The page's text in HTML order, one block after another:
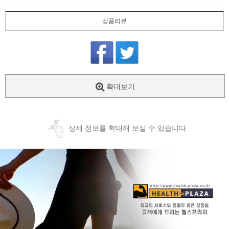
상품리뷰
확대보기
상세 정보를 확대해 보실 수 있습니다